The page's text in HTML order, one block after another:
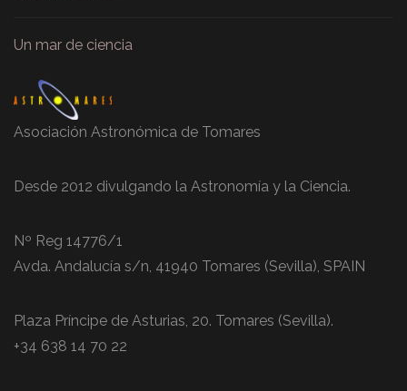
Un mar de ciencia
Asociación Astronómica de Tomares
Desde 2012 divulgando la Astronomía y la Ciencia.
Nº Reg 14776/1
Avda. Andalucía s/n, 41940 Tomares (Sevilla), SPAIN
Plaza Príncipe de Asturias, 20. Tomares (Sevilla).
+34 638 14 70 22